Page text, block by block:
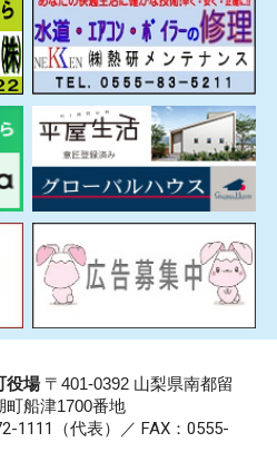
役場〒401-0392 山梨県南都留
町船津1700番地
1111 （代表）／ FAX：0555-